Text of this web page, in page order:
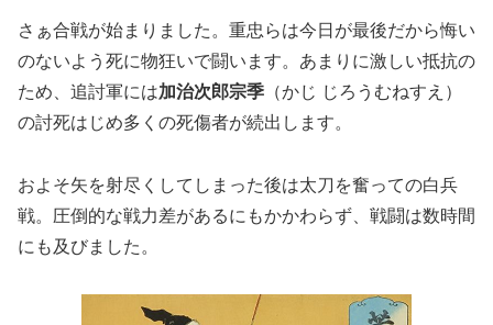
さぁ合戦が始まりました。重忠らは今日が最後だから悔い
のないよう死に物狂いで闘います。あまりに激しい抵抗の
ため、追討軍には加治次郎宗季 （かじ じろうむねすえ）
の討死はじめ多くの死傷者が続出します。
およそ矢を射尽くしてしまった後は太刀を奮っての白兵
戦。圧倒的な戦力差があるにもかかわらず、戦闘は数時間
にも及びました。